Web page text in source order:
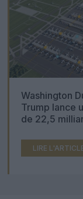
Washington
Trump lance
de 22,5
LIRE